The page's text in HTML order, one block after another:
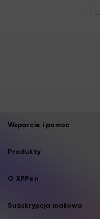
Wsparcie i pomoc
Produkty
O XPPen
Subskrypcja mailowa